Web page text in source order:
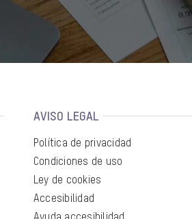
AVISO LEGAL
Política de privacidad
Condiciones de uso
Ley de cookies
Accesibilidad